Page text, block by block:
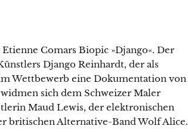
Comars Biopic »Django«. Der
Django Reinhardt, der als
Wettbewerb eine Dokumentation von
sich dem Schweizer Maler
Maud Lewis, der elektronischen
britischen Alternative-Band Wolf Alice.